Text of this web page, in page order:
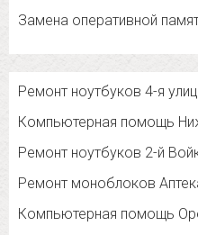
Замена оперативной
Ремонт ноутбуков 4-я
Компьютерная помощь
Ремонт ноутбуков 2-й
Ремонт моноблоков
Компьютерная помощь